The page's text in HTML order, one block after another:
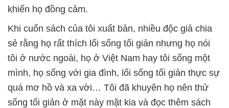
khiến họ đồng cảm.
Khi cuốn sách của tôi xuất bản, nhiều độc giả chia
sẻ rằng họ rất thích lối sống tối giản nhưng họ nói
tôi ở nước ngoài, họ ở Việt Nam hay tôi sống một
mình, họ sống với gia đình, lối sống tối giản thực sự
quá mơ hồ và xa vời… Tôi đã khuyên họ nên thử
sống tối giản ở mặt này mặt kia và đọc thêm sách